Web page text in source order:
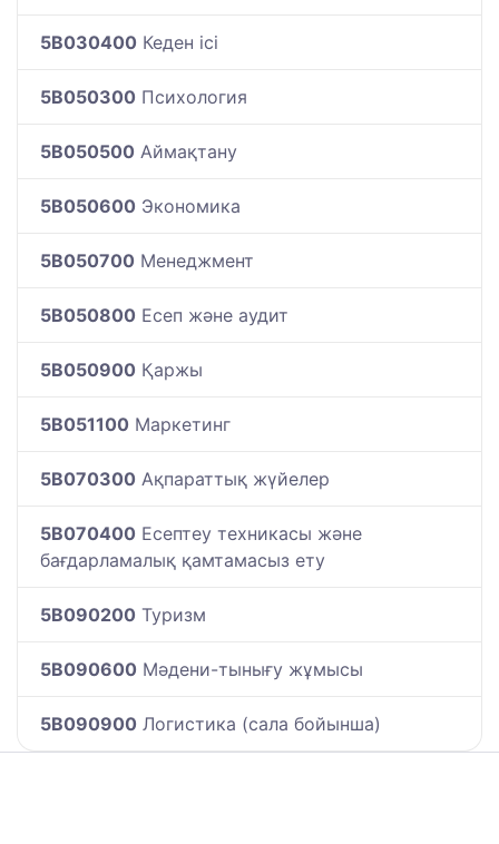
5B030400 Кеден ісі
5B050300 Психология
5B050500 Аймақтану
5B050600 Экономика
5B050700 Менеджмент
5B050800 Есеп және аудит
5B050900 Қаржы
5B051100 Маркетинг
5B070300 Ақпараттық жүйелер
5B070400 Есептеу техникасы және
бағдарламалық қамтамасыз ету
5B090200 Туризм
5B090600 Мәдени-тынығу жұмысы
5B090900 Логистика (сала бойынша)